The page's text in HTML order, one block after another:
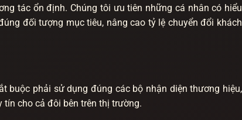
tác ổn định. Chúng tôi ưu tiên những cá nhân có hiểu
đối tượng mục tiêu, nâng cao tỷ lệ chuyển đổi khách
buộc phải sử dụng đúng các bộ nhận diện thương hiệu,
cho cả đôi bên trên thị trường.